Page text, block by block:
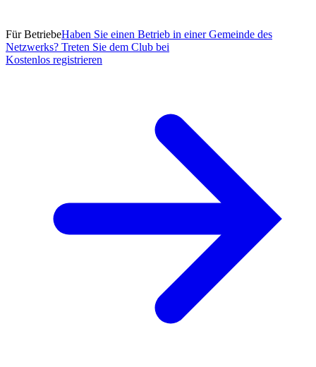
Für BetriebeHaben Sie einen Betrieb in einer Gemeinde des
Netzwerks? Treten Sie dem Club bei
Kostenlos registrieren